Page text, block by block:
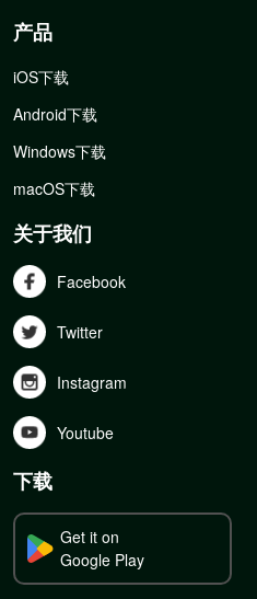
产品
iOS下载
Android下载
Windows下载
macOS下载
关于我们
Facebook
Twitter
Instagram
Youtube
下载
Get it on
Google Play